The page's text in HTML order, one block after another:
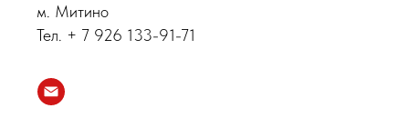
м. Митино
Тел. + 7 926 133-91-71